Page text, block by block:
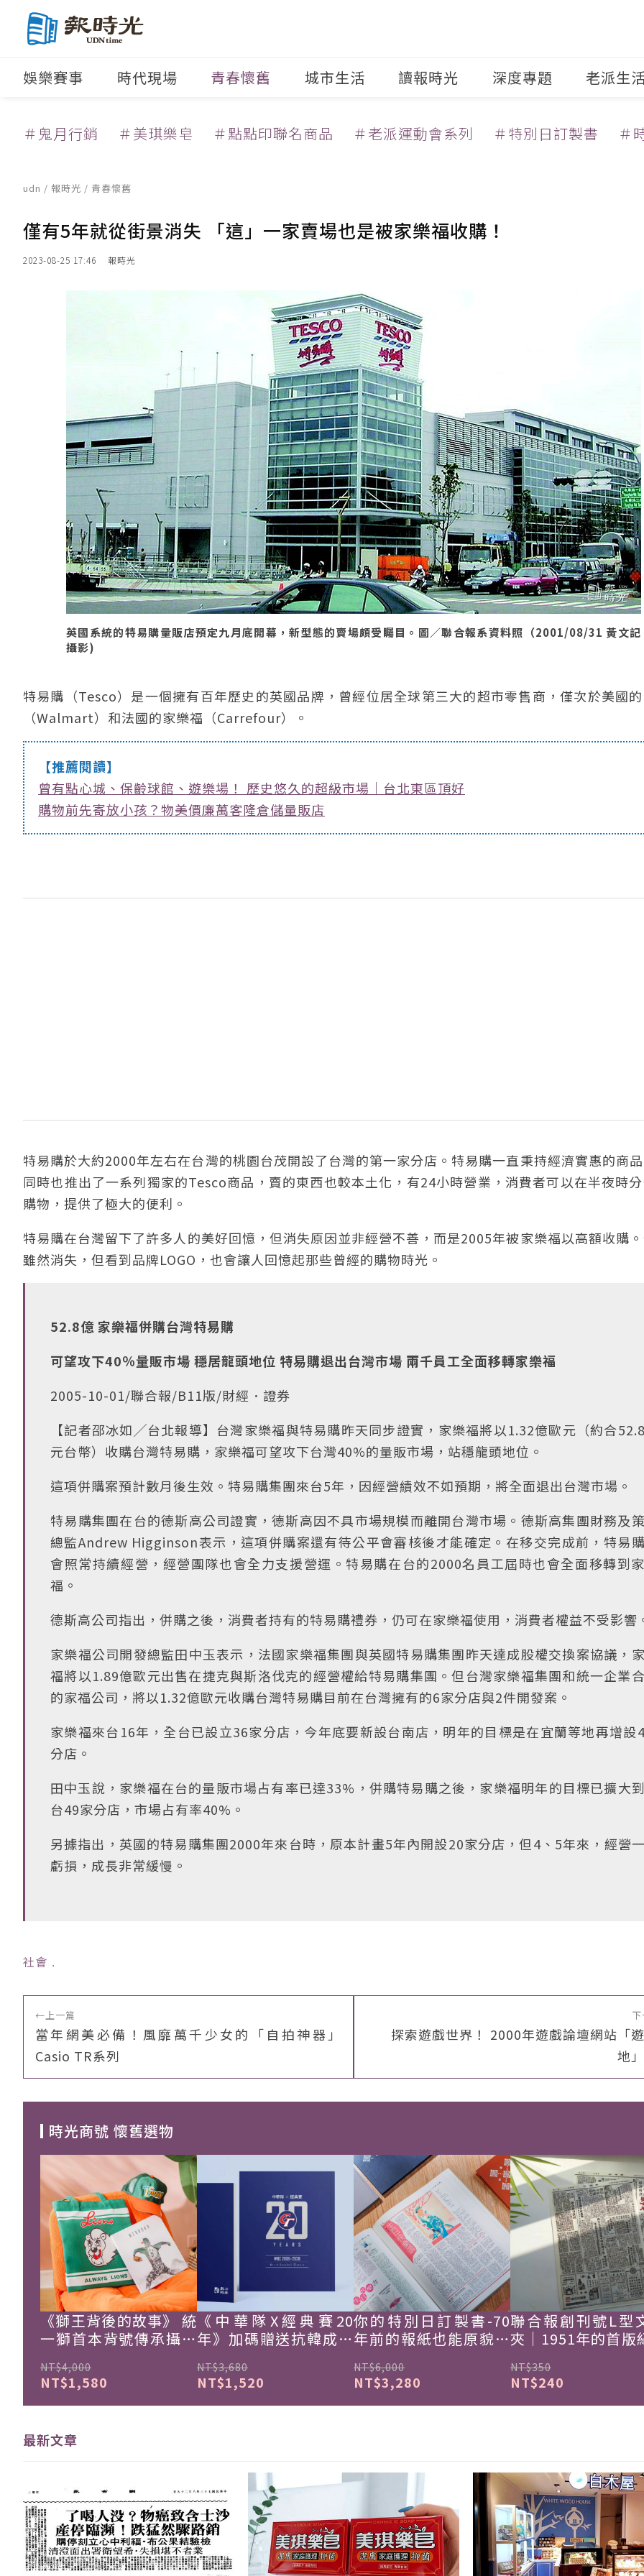
娛樂賽事 時代現場 青春懷舊 城市生活 讀報時光 深度專題 老派生
＃鬼月行銷 ＃美琪樂皂 ＃點點印聯名商品 ＃老派運動會系列 ＃特別日訂製書 ＃
udn / 報時光 / 青春懷舊
僅有5年就從街景消失 「這」一家賣場也是被家樂福收購！
2023-08-25 17:46 報時光
英國系統的特易購量販店預定九月底開幕，新型態的賣場頗受矚目。圖／聯合報系資料照（2001/08/31 黃文記
攝影)
特易購（Tesco）是一個擁有百年歷史的英國品牌，曾經位居全球第三大的超市零售商，僅次於美國
（Walmart）和法國的家樂福（Carrefour）。
【推薦閱讀】
曾有點心城、保齡球館、遊樂場！ 歷史悠久的超級市場｜台北東區頂好
購物前先寄放小孩？物美價廉萬客隆倉儲量販店
特易購於大約2000年左右在台灣的桃園台茂開設了台灣的第一家分店。特易購一直秉持經濟實惠的商品
同時也推出了一系列獨家的Tesco商品，賣的東西也較本土化，有24小時營業，消費者可以在半夜時
購物，提供了極大的便利。
特易購在台灣留下了許多人的美好回憶，但消失原因並非經營不善，而是2005年被家樂福以高額收購
雖然消失，但看到品牌LOGO，也會讓人回憶起那些曾經的購物時光。
52.8億 家樂福併購台灣特易購
可望攻下40％量販市場 穩居龍頭地位 特易購退出台灣市場 兩千員工全面移轉家樂福
2005-10-01/聯合報/B11版/財經．證券
【記者邵冰如╱台北報導】台灣家樂福與特易購昨天同步證實，家樂福將以1.32億歐元（約合
元台幣）收購台灣特易購，家樂福可望攻下台灣40%的量販市場，站穩龍頭地位。
這項併購案預計數月後生效。特易購集團來台5年，因經營績效不如預期，將全面退出台灣市場。
特易購集團在台的德斯高公司證實，德斯高因不具市場規模而離開台灣市場。德斯高集團財務及
總監Andrew Higginson表示，這項併購案還有待公平會審核後才能確定。在移交完成前，特易
會照常持續經營，經營團隊也會全力支援營運。特易購在台的2000名員工屆時也會全面移轉到
福。
德斯高公司指出，併購之後，消費者持有的特易購禮券，仍可在家樂福使用，消費者權益不受影響
家樂福公司開發總監田中玉表示，法國家樂福集團與英國特易購集團昨天達成股權交換案協議，
福將以1.89億歐元出售在捷克與斯洛伐克的經營權給特易購集團。但台灣家樂福集團和統一企業
的家福公司，將以1.32億歐元收購台灣特易購目前在台灣擁有的6家分店與2件開發案。
家樂福來台16年，全台已設立36家分店，今年底要新設台南店，明年的目標是在宜蘭等地再增設
分店。
田中玉說，家樂福在台的量販市場占有率已達33%，併購特易購之後，家樂福明年的目標已擴大
台49家分店，市場占有率40%。
另據指出，英國的特易購集團2000年來台時，原本計畫5年內開設20家分店，但4、5年來，經營
虧損，成長非常緩慢。
社會 ﹒
←上一篇
當年網美必備！風靡萬千少女的「自拍神器」
Casio TR系列
探索遊戲世界！ 2000年遊戲論壇網站「
地
時光商號 懷舊選物
《獅王背後的故事》 統
一獅首本背號傳承攝影
NT$4,000
NT$1,580
《中華隊X經典賽20
年》加碼贈送抗韓成功
NT$3,680
NT$1,520
你的特別日訂製書-70
年前的報紙也能原貌重
NT$6,000
NT$3,280
聯合報創刊號L型
夾｜1951年的首版
NT$350
NT$240
最新文章